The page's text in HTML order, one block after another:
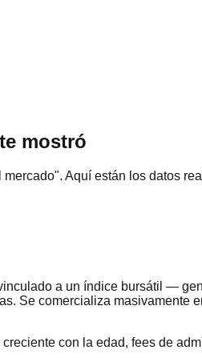
mostró
Aquí están los datos
a un índice bursátil —
Se comercializa masivamente
con la edad, fees de